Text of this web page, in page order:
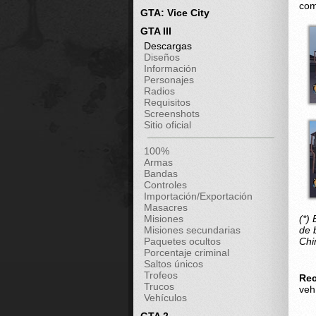
GTA: Vice City
GTA III
Descargas
Diseños
Información
Personajes
Radios
Requisitos
Screenshots
Sitio oficial
100%
Armas
Bandas
Controles
Importación/Exportación
Masacres
Misiones
Misiones secundarias
Paquetes ocultos
Porcentaje criminal
Saltos únicos
Trofeos
Trucos
Vehículos
(*)
de